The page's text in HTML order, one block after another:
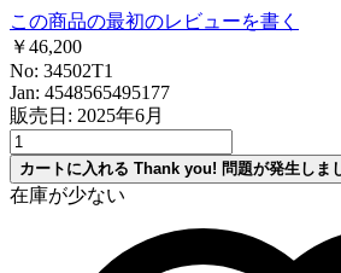
この商品の最初のレビューを書く
￥46,200
No: 34502T1
Jan: 4548565495177
販売日: 2025年6月
カートに入れる Thank you! 問題が発生しま
在庫が少ない